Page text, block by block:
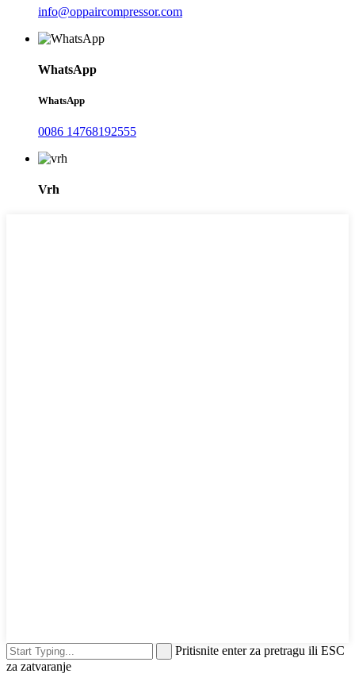
info@oppaircompressor.com
WhatsApp
WhatsApp
0086 14768192555
Vrh
Pritisnite enter za pretragu ili ESC
za zatvaranje